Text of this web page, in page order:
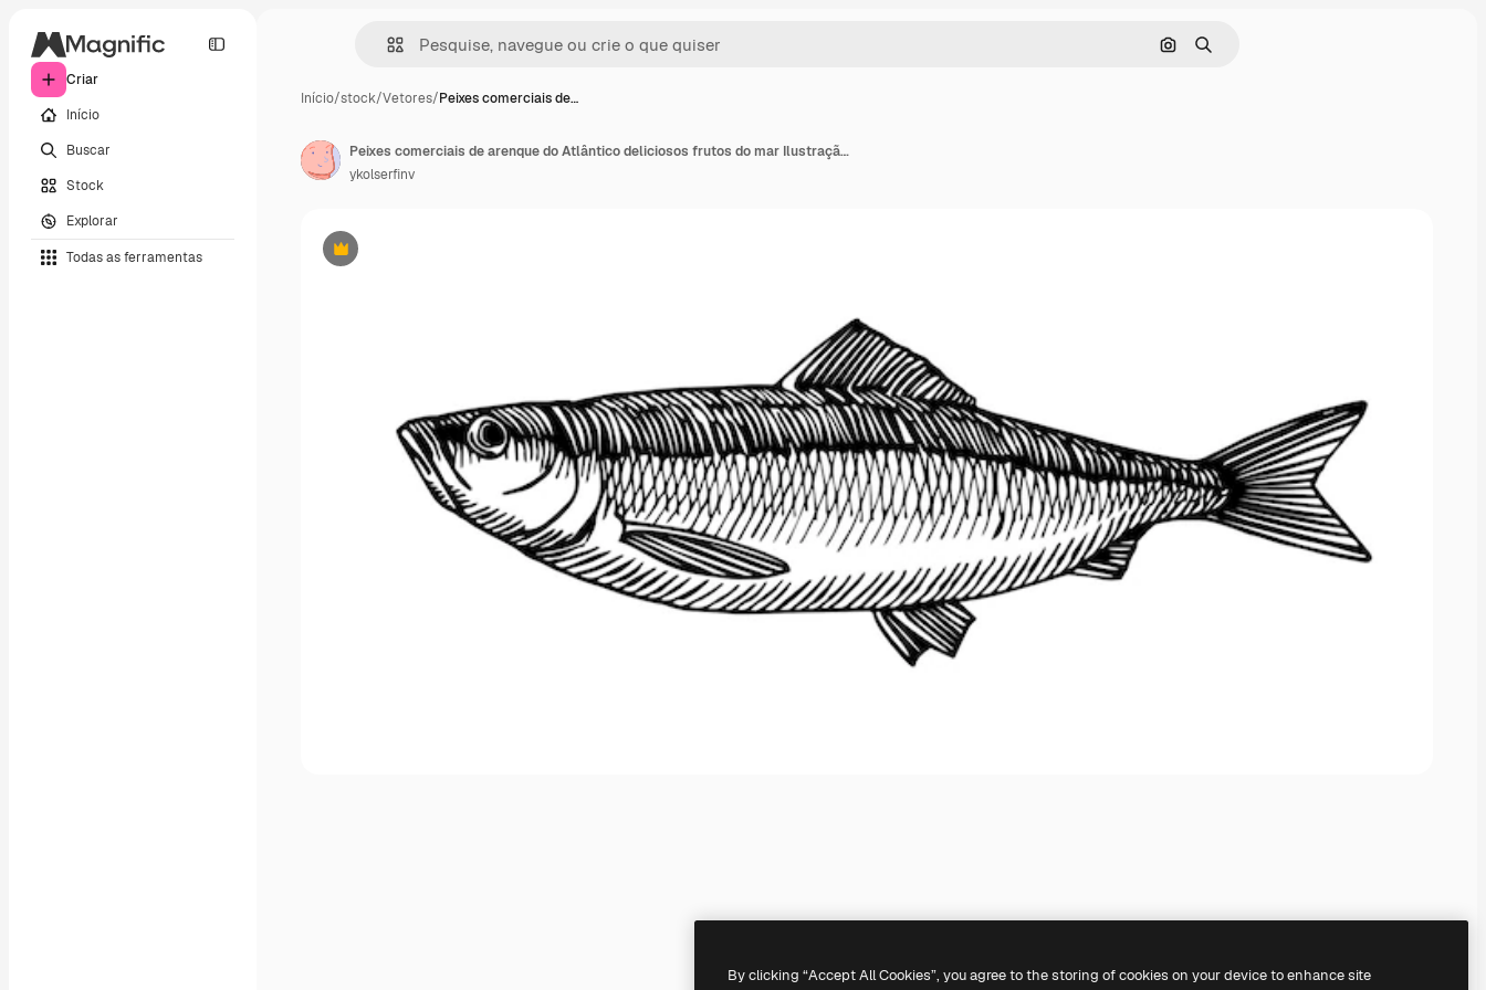
Criar
Início
Buscar
Stock
Explorar
Todas as ferramentas
Pesquisar por imagem
Buscar
Início/stock/Vetores/Peixes comerciais de…
Premium
Peixes comerciais de arenque do Atlântico deliciosos frutos do mar Ilustração vetorial em tinta preta
ykolserfinv
By clicking “Accept All Cookies”, you agree to the storing of cookies on your device to enhance site